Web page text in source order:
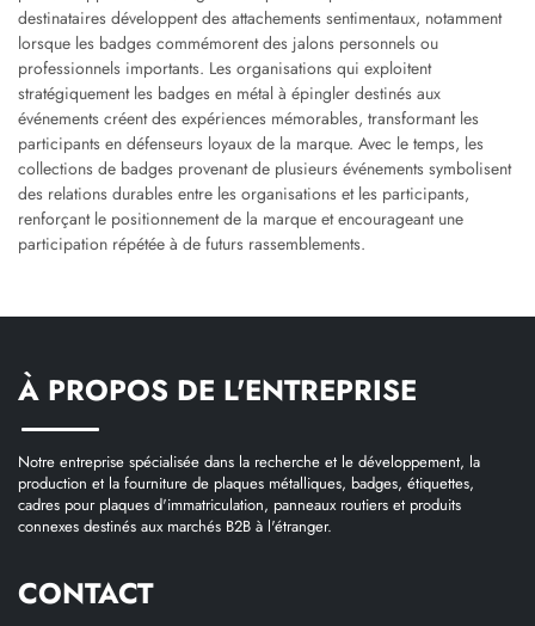
destinataires développent des attachements sentimentaux, notamment
lorsque les badges commémorent des jalons personnels ou
professionnels importants. Les organisations qui exploitent
stratégiquement les badges en métal à épingler destinés aux
événements créent des expériences mémorables, transformant les
participants en défenseurs loyaux de la marque. Avec le temps, les
collections de badges provenant de plusieurs événements symbolisent
des relations durables entre les organisations et les participants,
renforçant le positionnement de la marque et encourageant une
participation répétée à de futurs rassemblements.
À PROPOS DE L'ENTREPRISE
Notre entreprise spécialisée dans la recherche et le développement, la
production et la fourniture de plaques métalliques, badges, étiquettes,
cadres pour plaques d'immatriculation, panneaux routiers et produits
connexes destinés aux marchés B2B à l'étranger.
CONTACT